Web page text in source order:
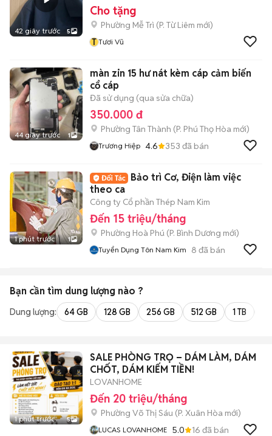
42 giây trước 5
Cho tặng
Phường Mễ Trì (P. Từ Liêm mới)
T Tươi Vũ
44 giây trước 1
màn zin 15 hư nát kèm cáp cảm biến
cổ cáp
Đã sử dụng (qua sửa chữa)
350.000 đ
Phường Tân Thành (P. Phú Thọ Hòa mới)
Trương Hiệp 4.6 353 đã bán
1 phút trước 1
Bảo trì Cơ, Điện làm việc
theo ca
Công ty Cổ phần Thép Nam Kim
Đến 15 triệu/tháng
Phường Hoà Phú (P. Bình Dương mới)
Tuyển Dụng Tôn Nam Kim 8 đã bán
Bạn cần tìm dung lượng nào ?
Dung lượng: 64 GB 128 GB 256 GB 512 GB 1 TB
1 phút trước 5
SALE PHÒNG TRỌ – DÁM LÀM, DÁM
CHỐT, DÁM KIẾM TIỀN!
LOVANHOME
Đến 20 triệu/tháng
Phường Võ Thị Sáu (P. Xuân Hòa mới)
LUCAS LOVANHOME 5.0 16 đã bán